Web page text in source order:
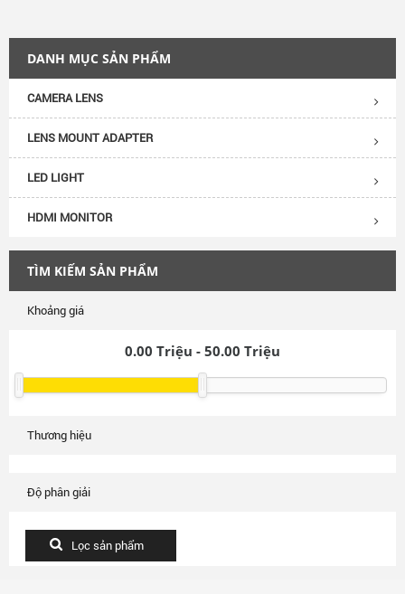
DANH MỤC SẢN PHẨM
CAMERA LENS
LENS MOUNT ADAPTER
LED LIGHT
HDMI MONITOR
TÌM KIẾM SẢN PHẨM
Khoảng giá
0.00 Triệu - 50.00 Triệu
Thương hiệu
Độ phân giải